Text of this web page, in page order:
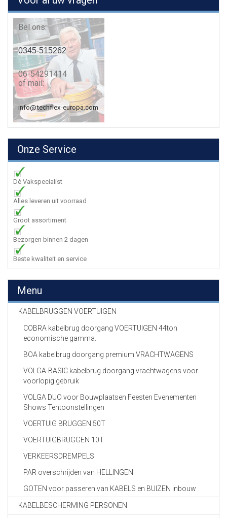
Bel ons:
0345-515262
06-54291414
of mail:
info@techflex-europa.com
Onze Service
Dè Vakspecialist
Alles leveren uit voorraad
Groot assortiment
Bezorgen binnen 2 dagen
Beste kwaliteit en service
Menu
KABELBRUGGEN VOERTUIGEN
COBRA kabelbrug doorgang VOERTUIGEN 44ton
economische gamma.
BOA kabelbrug doorgang premium VRACHTWAGENS
VOLGA-BASIC kabelbrug doorgang vrachtwagens voor
voorlopig gebruik
VOLGA DUO voor Bouwplaatsen Feesten Evenementen
Shows Tentoonstellingen
VOERTUIG BRUGGEN 50T
VOERTUIGBRUGGEN 10T
VERKEERSDREMPELS
PAR overschrijden van HELLINGEN
GOTEN voor passeren van KABELS en BUIZEN inbouw
KABELBESCHERMING PERSONEN